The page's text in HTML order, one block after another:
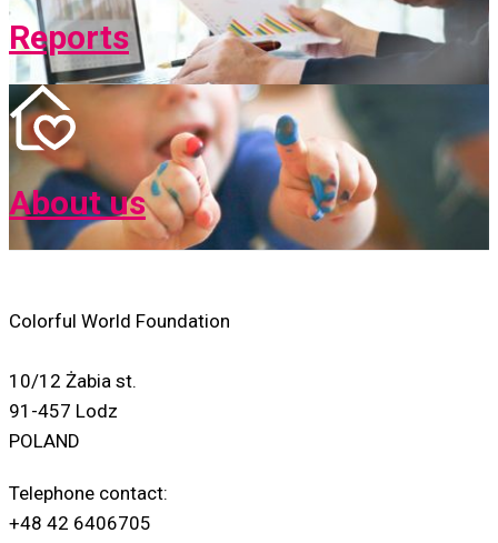
Reports
About us
Colorful World Foundation
10/12 Żabia st.
91-457 Lodz
POLAND
Telephone contact:
+48 42 6406705